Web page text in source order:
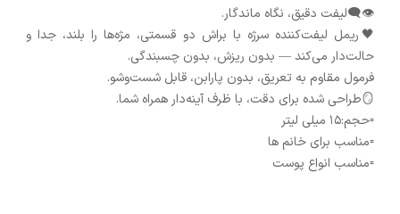
👁️‍🗨️لیفت دقیق، نگاه ماندگار.
🖤ریمل لیفت‌کننده سرژه با براش دو قسمتی، مژه‌ها را بلند، جدا و
حالت‌دار می‌کند — بدون ریزش، بدون چسبندگی.
فرمول مقاوم به تعریق، بدون پارابن، قابل شست‌وشو.
🪞طراحی شده برای دقت، با ظرف آینه‌دار همراه شما.
▫️حجم:۱۵ میلی لیتر
▫️مناسب برای خانم ها
▫️مناسب انواع پوست